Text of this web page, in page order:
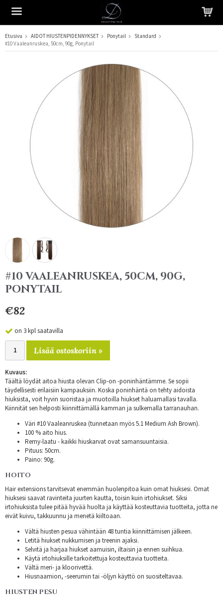
Tuote on lisätty ostoskoriin
Etusivu AIDOT HIUSTENPIDENNYKSET Ponytail
Standard
#10 Vaaleanruskea, 50cm, 90g, Ponytail
#10 VAALEANRUSKEA, 50CM, 90G,
PONYTAIL
€82
on 3 kpl saatavilla
Lisää ostoskoriin »
Kuvaus:
Täältä löydät aitoa hiusta olevan Clip-on -poninhäntämme. Se sopii
täydellisesti erilaisiin kampauksiin. Koska poninhäntä on tehty aidoista
hiuksista, voit hyvin suoristaa ja muotoilla hiukset haluamallasi tavalla.
Kiinnität sen helposti kiinnittämällä kamman ja sulkemalla tarranauhan.
Väri #10 Vaaleanruskea (tunnetaan myös 5.1 Medium Ash Brown).
100 % aito hius.
Remy-laatu - kaikki hiuskarvat ovat samansuuntaisia.
Pituus: 50cm.
Paino: 90g.
HOITO
Hair extensions tarvitsevat enemmän huolenpitoa kuin omat hiuksesi. Omat
hiuksesi saavat ravinteita juurten kautta, toisin kuin irtohiukset. Siksi
irtohiuksista tulee pitää hyvää huolta ja käyttää kosteuttavia tuotteita, jotta ne
eivät kuivu, takkuunnu ja menetä kiiltoaan.
Vältä hiusten pesua vähintään 48 tuntia kiinnittämisen jälkeen.
Letitä hiukset nukkumisen ja treenin ajaksi.
Selvitä ja harjaa hiukset aamuisin, iltaisin ja ennen suihkua.
Käytä irtohiuksille tarkoitettuja kosteuttavia tuotteita.
Vältä meri- ja kloorivettä.
Hiusnaamion, -seerumin tai -öljyn käyttö on suositeltavaa.
HIUSTEN PESU